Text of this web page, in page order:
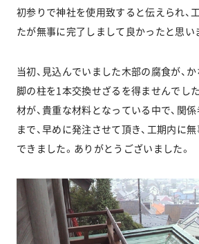
初参りで神社を使用致すると伝えられ、
たが無事に完了しまして良かったと思い
当初、見込んでいました木部の腐食が、
脚の柱を1本交換せざるを得ませんでした
材が、貴重な材料となっている中で、関
まで、早めに発注させて頂き、工期内に
できました。ありがとうございました。
協力業